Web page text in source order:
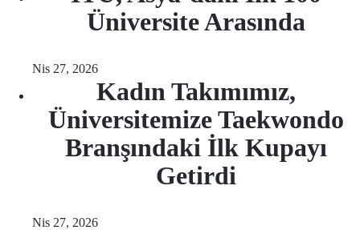
Üniversite Arasında
Nis 27, 2026
Kadın Takımımız,
Üniversitemize Taekwondo
Branşındaki İlk Kupayı
Getirdi
Nis 27, 2026